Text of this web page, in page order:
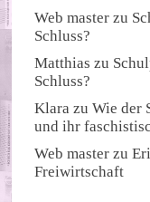
Web master zu
Schluss?
Matthias zu
Schluss?
Klara zuWie der
und ihr
Web master zu
Freiwirtschaft